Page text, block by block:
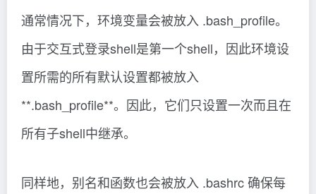
通常情况下，环境变量会被放入 .bash_profile。
由于交互式登录shell是第一个shell，因此环境设
置所需的所有默认设置都被放入
**.bash_profile**。因此，它们只设置一次而且在
所有子shell中继承。
同样地，别名和函数也会被放入 .bashrc 确保每